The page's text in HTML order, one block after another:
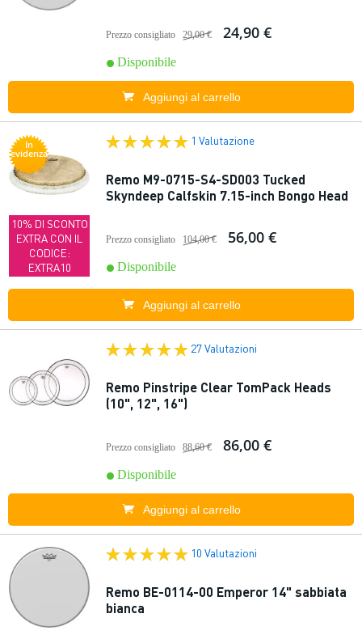
Prezzo consigliato 29,00 € 24,90 €
Disponibile
Aggiungi al carrello
In
evidenza
10% DI SCONTO
EXTRA CON IL
CODICE:
EXTRA10
1 Valutazione
Remo M9-0715-S4-SD003 Tucked
Skyndeep Calfskin 7.15-inch Bongo Head
Prezzo consigliato 104,00 € 56,00 €
Disponibile
Aggiungi al carrello
27 Valutazioni
Remo Pinstripe Clear TomPack Heads
(10", 12", 16")
Prezzo consigliato 88,60 € 86,00 €
Disponibile
Aggiungi al carrello
10 Valutazioni
Remo BE-0114-00 Emperor 14" sabbiata
bianca